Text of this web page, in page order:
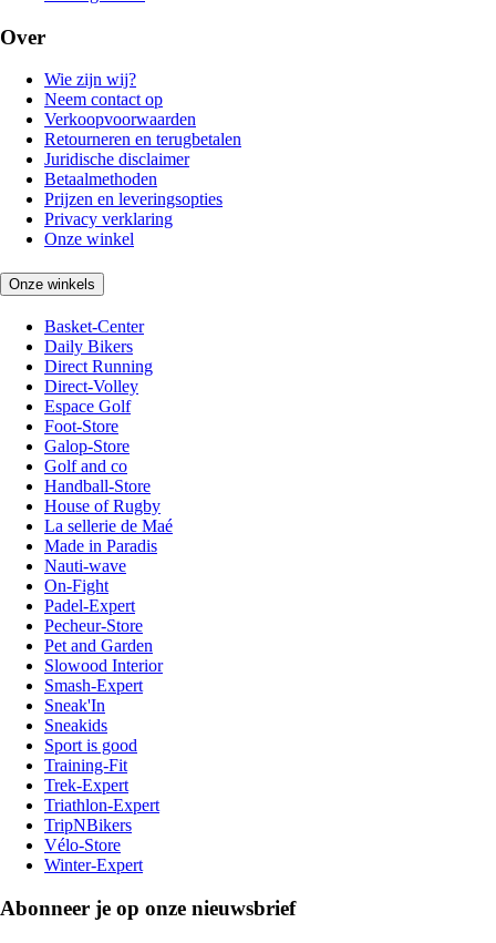
Over
Wie zijn wij?
Neem contact op
Verkoopvoorwaarden
Retourneren en terugbetalen
Juridische disclaimer
Betaalmethoden
Prijzen en leveringsopties
Privacy verklaring
Onze winkel
Onze winkels
Basket-Center
Daily Bikers
Direct Running
Direct-Volley
Espace Golf
Foot-Store
Galop-Store
Golf and co
Handball-Store
House of Rugby
La sellerie de Maé
Made in Paradis
Nauti-wave
On-Fight
Padel-Expert
Pecheur-Store
Pet and Garden
Slowood Interior
Smash-Expert
Sneak'In
Sneakids
Sport is good
Training-Fit
Trek-Expert
Triathlon-Expert
TripNBikers
Vélo-Store
Winter-Expert
Abonneer je op onze nieuwsbrief